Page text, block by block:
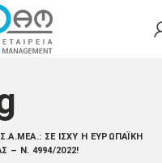
ΣΕ ΙΣΧΎ Η ΕΥΡΩΠΑΪΚΉ
– Ν. 4994/2022!